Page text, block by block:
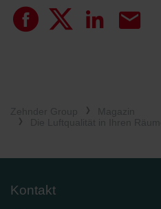
Kontakt